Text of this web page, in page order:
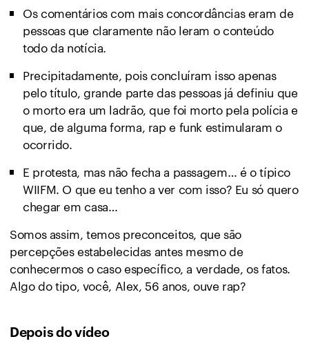
Os comentários com mais concordâncias eram de
pessoas que claramente não leram o conteúdo
todo da notícia.
Precipitadamente, pois concluíram isso apenas
pelo título, grande parte das pessoas já definiu que
o morto era um ladrão, que foi morto pela polícia e
que, de alguma forma, rap e funk estimularam o
ocorrido.
E protesta, mas não fecha a passagem… é o típico
WIIFM. O que eu tenho a ver com isso? Eu só quero
chegar em casa…
Somos assim, temos preconceitos, que são
percepções estabelecidas antes mesmo de
conhecermos o caso específico, a verdade, os fatos.
Algo do tipo, você, Alex, 56 anos, ouve rap?
Depois do vídeo